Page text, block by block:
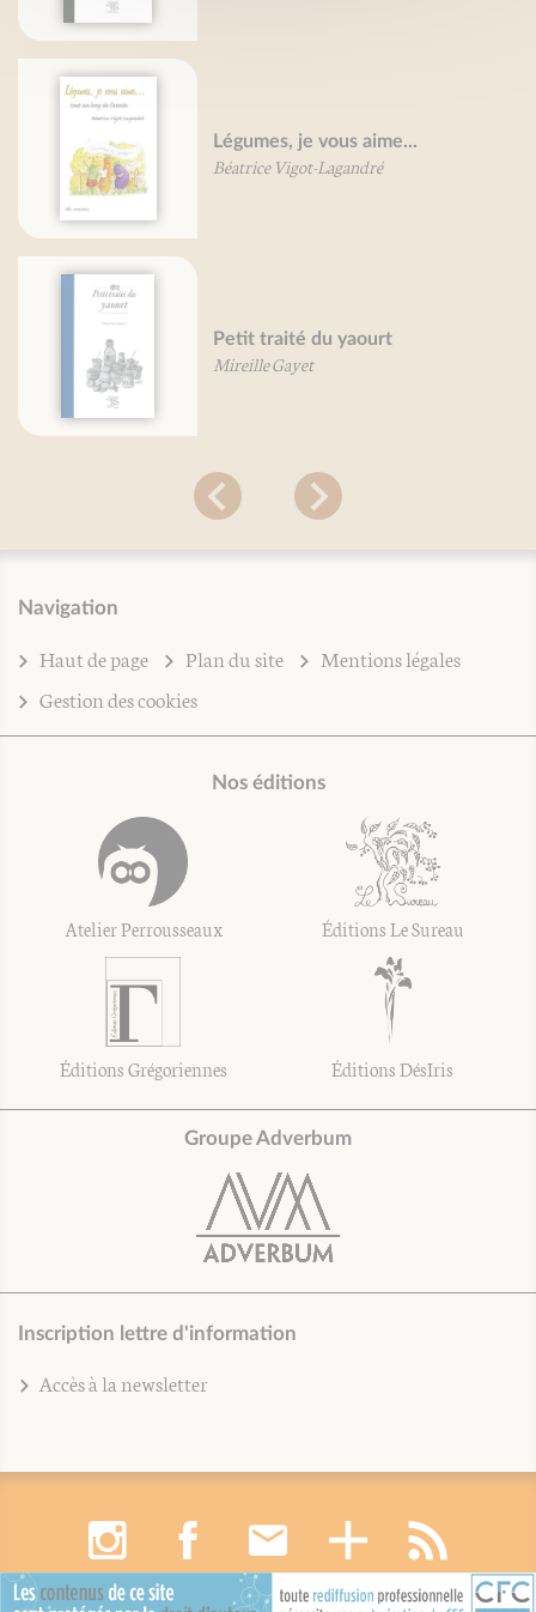
Légumes, je vous aime...
Béatrice Vigot-Lagandré
Petit traité du yaourt
Mireille Gayet
Navigation
Haut de page Plan du site
Mentions légales
Gestion des cookies
Nos éditions
Atelier Perrousseaux Éditions Le Sureau
Éditions Grégoriennes Éditions DésIris
Groupe Adverbum
Inscription lettre d'information
Accès à la newsletter